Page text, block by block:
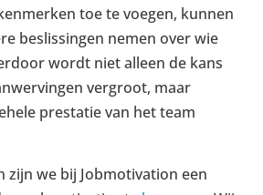
toe te voegen, kunnen
beslissingen nemen over wie
wordt niet alleen de kans
vergroot, maar
prestatie van het team
zijn we bij Jobmotivation een